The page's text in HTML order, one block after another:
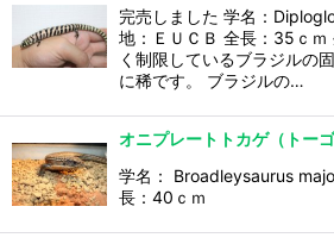
完売しました 学名：
地：ＥＵＣＢ 全長：35ｃｍ
く制限しているブラジルの
に稀です。 ブラジルの…
オニプレートトカゲ（トーゴ
学名： Broadleysaurus
長：40ｃｍ